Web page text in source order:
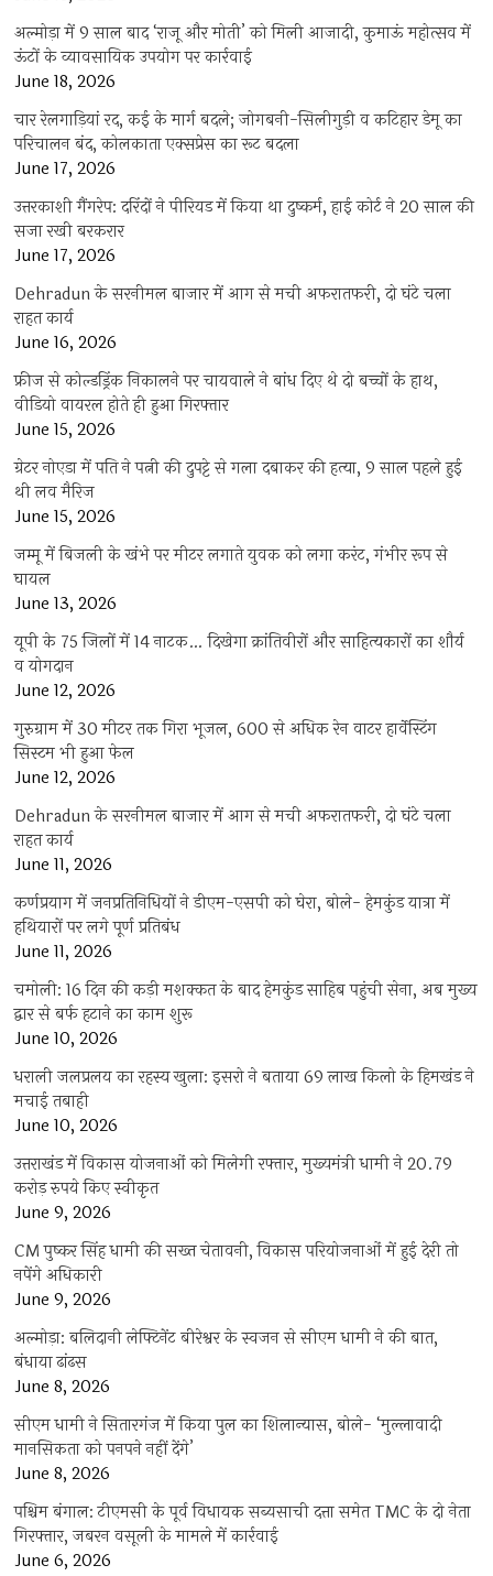
अल्मोड़ा में 9 साल बाद ‘राजू और मोती’ को मिली आजादी, कुमाऊं महोत्सव में
ऊंटों के व्यावसायिक उपयोग पर कार्रवाई
June 18, 2026
चार रेलगाड़ियां रद, कई के मार्ग बदले; जोगबनी-सिलीगुड़ी व कटिहार डेमू का
परिचालन बंद, कोलकाता एक्सप्रेस का रूट बदला
June 17, 2026
उत्तरकाशी गैंगरेप: दरिंदों ने पीरियड में किया था दुष्कर्म, हाई कोर्ट ने 20 साल की
सजा रखी बरकरार
June 17, 2026
Dehradun के सरनीमल बाजार में आग से मची अफरातफरी, दो घंटे चला
राहत कार्य
June 16, 2026
फ्रीज से कोल्डड्रिंक निकालने पर चायवाले ने बांध दिए थे दो बच्चों के हाथ,
वीडियो वायरल होते ही हुआ गिरफ्तार
June 15, 2026
ग्रेटर नोएडा में पति ने पत्नी की दुपट्टे से गला दबाकर की हत्या, 9 साल पहले हुई
थी लव मैरिज
June 15, 2026
जम्मू में बिजली के खंभे पर मीटर लगाते युवक को लगा करंट, गंभीर रूप से
घायल
June 13, 2026
यूपी के 75 जिलों में 14 नाटक… दिखेगा क्रांतिवीरों और साहित्यकारों का शौर्य
व योगदान
June 12, 2026
गुरुग्राम में 30 मीटर तक गिरा भूजल, 600 से अधिक रेन वाटर हार्वेस्टिंग
सिस्टम भी हुआ फेल
June 12, 2026
Dehradun के सरनीमल बाजार में आग से मची अफरातफरी, दो घंटे चला
राहत कार्य
June 11, 2026
कर्णप्रयाग में जनप्रतिनिधियों ने डीएम-एसपी को घेरा, बोले- हेमकुंड यात्रा में
हथियारों पर लगे पूर्ण प्रतिबंध
June 11, 2026
चमोली: 16 दिन की कड़ी मशक्कत के बाद हेमकुंड साहिब पहुंची सेना, अब मुख्य
द्वार से बर्फ हटाने का काम शुरू
June 10, 2026
धराली जलप्रलय का रहस्य खुला: इसरो ने बताया 69 लाख किलो के हिमखंड ने
मचाई तबाही
June 10, 2026
उत्तराखंड में विकास योजनाओं को मिलेगी रफ्तार, मुख्यमंत्री धामी ने 20.79
करोड़ रुपये किए स्वीकृत
June 9, 2026
CM पुष्कर सिंह धामी की सख्त चेतावनी, विकास परियोजनाओं में हुई देरी तो
नपेंगे अधिकारी
June 9, 2026
अल्मोड़ा: बलिदानी लेफ्टिनेंट बीरेश्वर के स्वजन से सीएम धामी ने की बात,
बंधाया ढांढस
June 8, 2026
सीएम धामी ने सितारगंज में किया पुल का शिलान्यास, बोले- ‘मुल्लावादी
मानसिकता को पनपने नहीं देंगे’
June 8, 2026
पश्चिम बंगाल: टीएमसी के पूर्व विधायक सब्यसाची दत्ता समेत TMC के दो नेता
गिरफ्तार, जबरन वसूली के मामले में कार्रवाई
June 6, 2026